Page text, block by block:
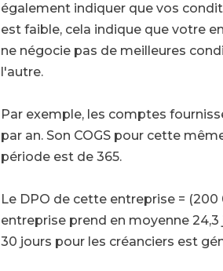
également indiquer que vos
est faible, cela indique que votre
ne négocie pas de meilleures
l'autre.
Par exemple, les comptes
par an. Son COGS pour cette
période est de 365.
Le DPO de cette entreprise =
entreprise prend en moyenne
30 jours pour les créanciers est